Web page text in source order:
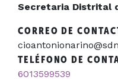
Secretaria Distrital
CORREO DE
TELÉFONO DE
6013599539